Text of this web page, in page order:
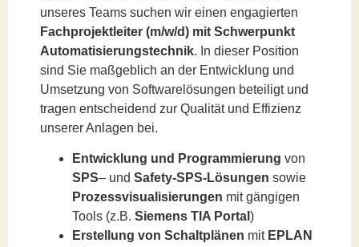
unseres Teams suchen wir einen engagierten
Fachprojektleiter (m/w/d) mit Schwerpunkt
Automatisierungstechnik. In dieser Position
sind Sie maßgeblich an der Entwicklung und
Umsetzung von Softwarelösungen beteiligt und
tragen entscheidend zur Qualität und Effizienz
unserer Anlagen bei.
Entwicklung und Programmierung von
SPS– und Safety-SPS-Lösungen sowie
Prozessvisualisierungen mit gängigen
Tools (z.B. Siemens TIA Portal )
Erstellung von Schaltplänen mit EPLAN